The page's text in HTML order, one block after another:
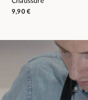
9,90 €